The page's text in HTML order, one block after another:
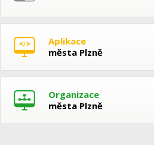
Aplikace
města Plzně
Organizace
města Plzně